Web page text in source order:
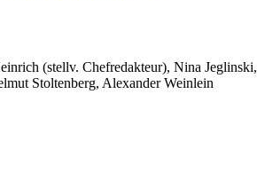
(stellv. Chefredakteur), Nina Jeglinski,
Stoltenberg, Alexander Weinlein